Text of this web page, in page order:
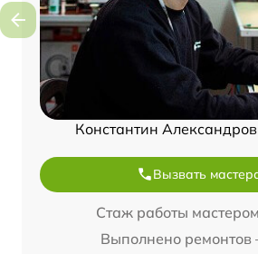
Константин
Вызвать
Стаж работы
Выполнено ремонтов